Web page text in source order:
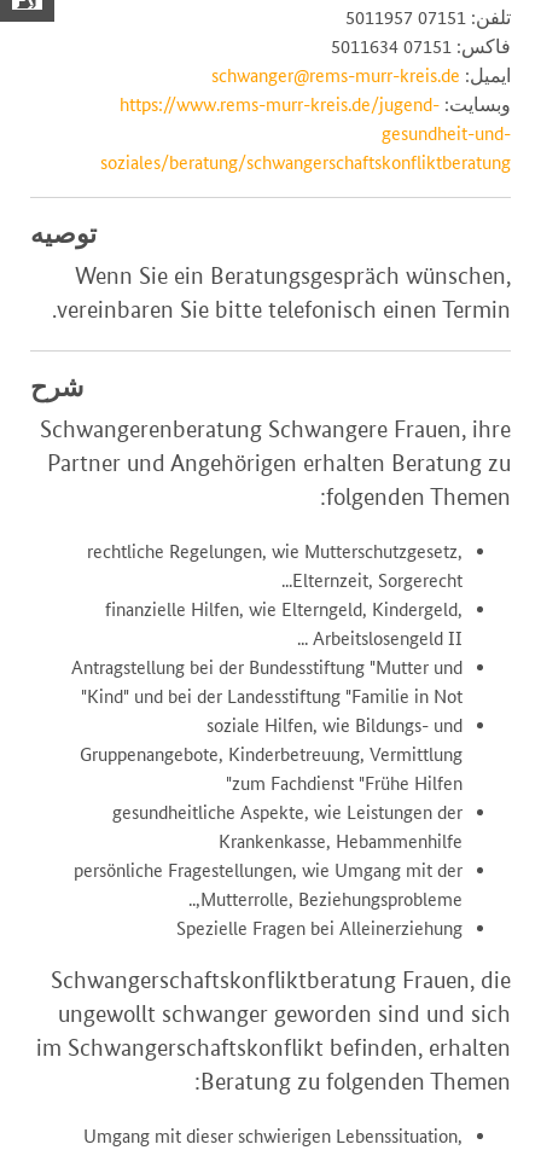
تلفن: 07151 5011957
فاکس: 07151 5011634
ایمیل: schwanger@rems-murr-kreis.de
وبسایت: https://www.rems-murr-kreis.de/jugend-
gesundheit-und-
soziales/beratung/schwangerschaftskonfliktberatung
توصیه
Wenn Sie ein Beratungsgespräch wünschen,
vereinbaren Sie bitte telefonisch einen Termin.
شرح
Schwangerenberatung Schwangere Frauen, ihre
Partner und Angehörigen erhalten Beratung zu
folgenden Themen:
rechtliche Regelungen, wie Mutterschutzgesetz,
Elternzeit, Sorgerecht...
finanzielle Hilfen, wie Elterngeld, Kindergeld,
Arbeitslosengeld II ...
Antragstellung bei der Bundesstiftung "Mutter und
Kind" und bei der Landesstiftung "Familie in Not"
soziale Hilfen, wie Bildungs- und
Gruppenangebote, Kinderbetreuung, Vermittlung
zum Fachdienst "Frühe Hilfen"
gesundheitliche Aspekte, wie Leistungen der
Krankenkasse, Hebammenhilfe
persönliche Fragestellungen, wie Umgang mit der
Mutterrolle, Beziehungsprobleme,..
Spezielle Fragen bei Alleinerziehung
Schwangerschaftskonfliktberatung Frauen, die
ungewollt schwanger geworden sind und sich
im Schwangerschaftskonflikt befinden, erhalten
Beratung zu folgenden Themen:
Umgang mit dieser schwierigen Lebenssituation,